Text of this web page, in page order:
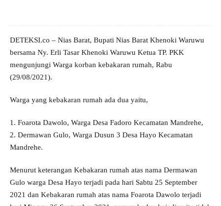
DETEKSI.co – Nias Barat, Bupati Nias Barat Khenoki Waruwu
bersama Ny. Erli Tasar Khenoki Waruwu Ketua TP. PKK
mengunjungi Warga korban kebakaran rumah, Rabu
(29/08/2021).
Warga yang kebakaran rumah ada dua yaitu,
1. Foarota Dawolo, Warga Desa Fadoro Kecamatan Mandrehe,
2. Dermawan Gulo, Warga Dusun 3 Desa Hayo Kecamatan
Mandrehe.
Menurut keterangan Kebakaran rumah atas nama Dermawan
Gulo warga Desa Hayo terjadi pada hari Sabtu 25 September
2021 dan Kebakaran rumah atas nama Foarota Dawolo terjadi